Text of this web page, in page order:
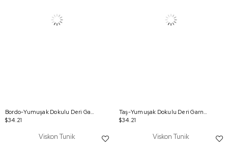
Bordo-Yumuşak Dokulu Deri Garnili Tunik
$34.21
Taş-Yumuşak Dokulu Deri Garnili Tunik
$34.21
Viskon Tunik Viskon Tunik